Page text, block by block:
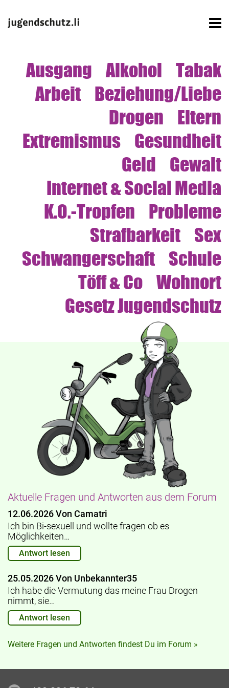
Ausgang Alkohol
Tabak
Arbeit
Beziehung/Liebe
Drogen
Eltern
Extremismus
Gesundheit
Geld
Gewalt
Internet & Social Media
K.O.-Tropfen
Probleme
Strafbarkeit
Sex
Schwangerschaft
Schule
Töff & Co
Wohnort
Gesetz Jugendschutz
Aktuelle Fragen und Antworten aus dem Forum
12.06.2026 Von Camatri
Ich bin Bi-sexuell und wollte fragen ob es
Möglichkeiten…
Antwort lesen
25.05.2026 Von Unbekannter35
Ich habe die Vermutung das meine Frau Drogen
nimmt, sie…
Antwort lesen
Weitere Fragen und Antworten findest Du im Forum »